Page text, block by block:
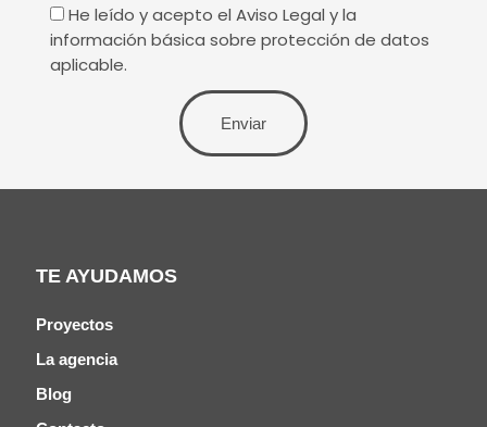
Terminos
de
uso
He leído y acepto el Aviso Legal y la
información básica sobre protección de datos
aplicable.
Enviar
TE AYUDAMOS
Proyectos
La agencia
Blog